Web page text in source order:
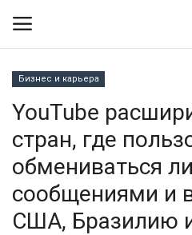
Контакты
Правила размещения
Политика
Бизнес и карьера
YouTube
стран, где
обмениваться
сообщениями и
США, Бразилию